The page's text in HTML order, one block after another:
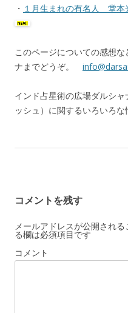
・ １月生まれの有名人 堂本
このページについての感想
ナまでどうぞ。
インド占星術の広場ダルシ
ッシュ）に関するいろいろ
コメントを残す
メールアドレスが公開される
る欄は必須項目です
コメント